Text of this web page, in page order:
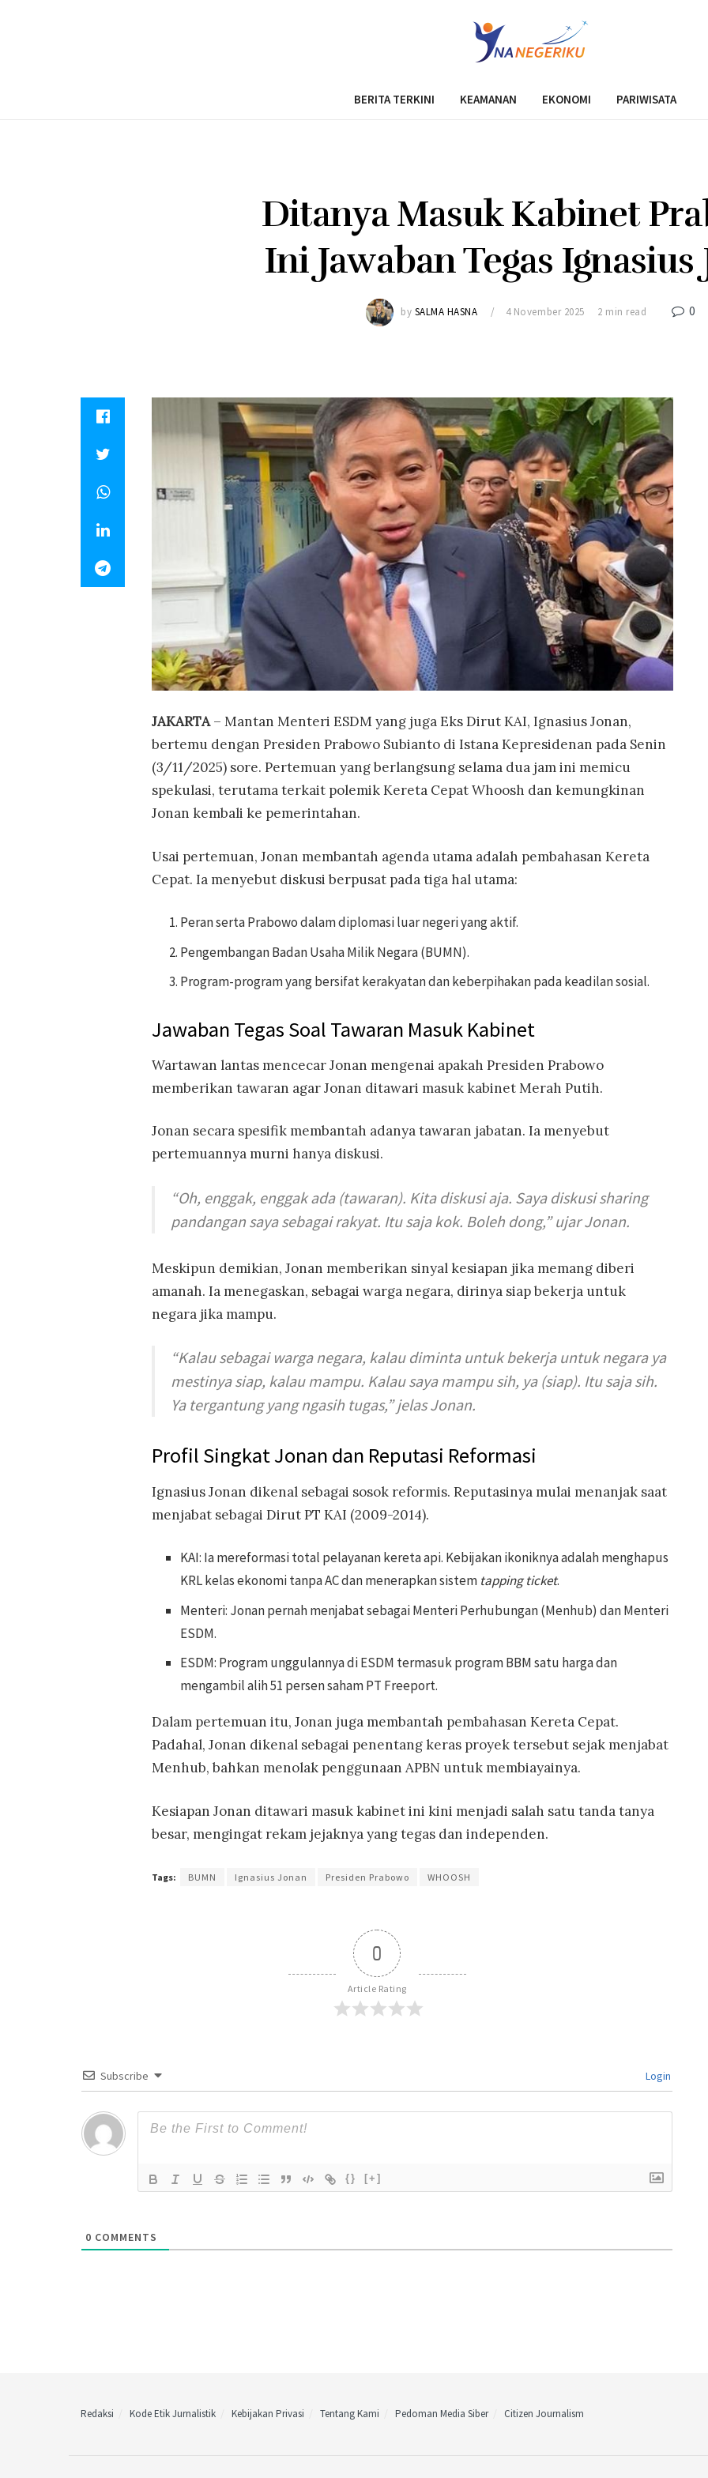
BERITA TERKINI KEAMANAN EKONOMI PARIWISATA
Ditanya Masuk Kabinet
Ini Jawaban Tegas Ignasius
by SALMA HASNA 4 November 2025 2 min read 0
JAKARTA– Mantan Menteri ESDM yang juga Eks Dirut KAI, Ignasius Jonan,
bertemu dengan Presiden Prabowo Subianto di Istana Kepresidenan pada Senin
(3/11/2025) sore. Pertemuan yang berlangsung selama dua jam ini memicu
spekulasi, terutama terkait polemik Kereta Cepat Whoosh dan kemungkinan
Jonan kembali ke pemerintahan.
Usai pertemuan, Jonan membantah agenda utama adalah pembahasan Kereta
Cepat. Ia menyebut diskusi berpusat pada tiga hal utama:
Peran serta Prabowo dalam diplomasi luar negeri yang aktif.
Pengembangan Badan Usaha Milik Negara (BUMN).
Program-program yang bersifat kerakyatan dan keberpihakan pada keadilan sosial.
Jawaban Tegas Soal Tawaran Masuk Kabinet
Wartawan lantas mencecar Jonan mengenai apakah Presiden Prabowo
memberikan tawaran agar Jonan ditawari masuk kabinet Merah Putih.
Jonan secara spesifik membantah adanya tawaran jabatan. Ia menyebut
pertemuannya murni hanya diskusi.
“Oh, enggak, enggak ada (tawaran). Kita diskusi aja. Saya diskusisharing
pandangan saya sebagai rakyat. Itu saja kok. Boleh dong,” ujar Jonan.
Meskipun demikian, Jonan memberikan sinyal kesiapan jika memang diberi
amanah. Ia menegaskan, sebagai warga negara, dirinya siap bekerja untuk
negara jika mampu.
“Kalau sebagai warga negara, kalau diminta untuk bekerja untuk negara ya
mestinya siap, kalau mampu. Kalau saya mampu sih, ya (siap). Itu saja sih.
Ya tergantung yang ngasih tugas,” jelas Jonan.
Profil Singkat Jonan dan Reputasi Reformasi
Ignasius Jonan dikenal sebagai sosok reformis. Reputasinya mulai menanjak saat
menjabat sebagai Dirut PT KAI (2009-2014).
KAI: Ia mereformasi total pelayanan kereta api. Kebijakan ikoniknya adalah menghapus
KRL kelas ekonomi tanpa AC dan menerapkan sistem tapping ticket.
Menteri: Jonan pernah menjabat sebagai Menteri Perhubungan (Menhub) dan Menteri
ESDM.
ESDM: Program unggulannya di ESDM termasuk program BBM satu harga dan
mengambil alih 51 persen saham PT Freeport.
Dalam pertemuan itu, Jonan juga membantah pembahasan Kereta Cepat.
Padahal, Jonan dikenal sebagai penentang keras proyek tersebut sejak menjabat
Menhub, bahkan menolak penggunaan APBN untuk membiayainya.
Kesiapan Jonan ditawari masuk kabinet ini kini menjadi salah satu tanda tanya
besar, mengingat rekam jejaknya yang tegas dan independen.
Tags: BUMN Ignasius Jonan Presiden Prabowo WHOOSH
0
Article Rating
Subscribe Login
{} [+]
0 COMMENTS
Redaksi Kode Etik Jurnalistik Kebijakan Privasi Tentang Kami Pedoman Media Siber Citizen Journalism